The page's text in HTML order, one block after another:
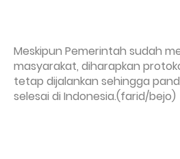
Meskipun Pemerintah sudah
masyarakat, diharapkan
tetap dijalankan sehingga
selesai di Indonesia.(farid/bejo)